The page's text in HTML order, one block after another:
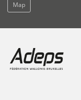
Map